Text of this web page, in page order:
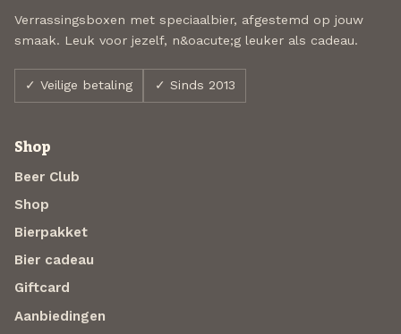
Verrassingsboxen met speciaalbier, afgestemd op jouw
smaak. Leuk voor jezelf, n&oacute;g leuker als cadeau.
✓ Veilige betaling ✓ Sinds 2013
Shop
Beer Club
Shop
Bierpakket
Bier cadeau
Giftcard
Aanbiedingen